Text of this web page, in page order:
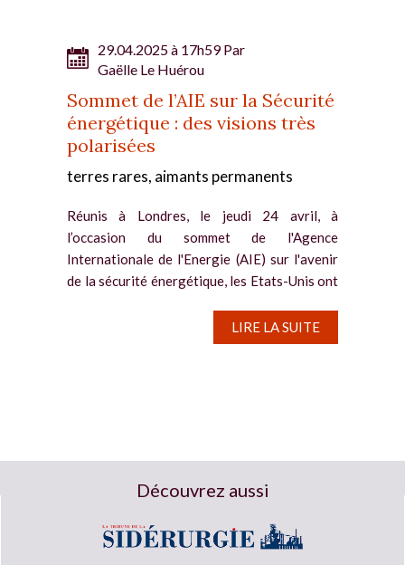
29.04.2025 à 17h59 Par
Gaëlle Le Huérou
Sommet de l’AIE sur la Sécurité
énergétique : des visions très
polarisées
terres rares, aimants permanents
Réunis à Londres, le jeudi 24 avril, à
l’occasion du sommet de l'Agence
Internationale de l'Energie (AIE) sur l'avenir
de la sécurité énergétique, les Etats-Unis ont
LIRE LA SUITE
Découvrez aussi